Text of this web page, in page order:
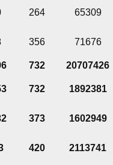
264 65309
356 71676
732
20707426
732 1892381
373 1602949
420 2113741